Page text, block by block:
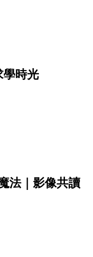
學時光
法｜影像共讀